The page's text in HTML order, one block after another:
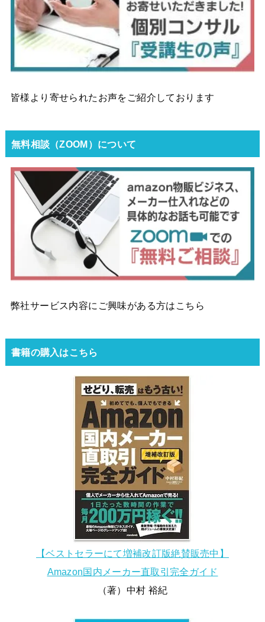
皆様より寄せられたお声をご紹介しております
無料相談（ZOOM）について
弊社サービス内容にご興味がある方はこちら
書籍の購入はこちら
【ベストセラーにて増補改訂版絶賛販売中】
Amazon国内メーカー直取引完全ガイド
（著）中村 裕紀